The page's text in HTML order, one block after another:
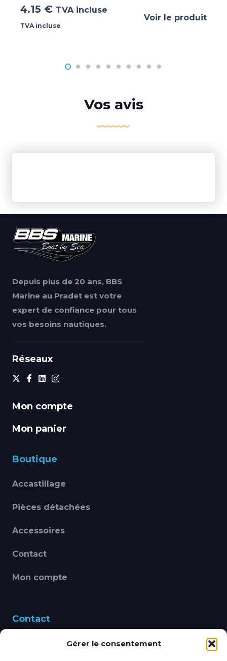
Gérer le consentement
4.15 € TVA incluse
TVA incluse
Voir le produit
Vos avis
Depuis plus de 20 ans, BBS
Marine au Pradet est votre
expert de confiance pour tous
vos besoins nautiques.
Réseaux
Mon compte
Mon panier
Boutique
Accastillage
Pièces détachées
Accessoires
Contact
Mon compte
Contact
460 Avenue Alain Le